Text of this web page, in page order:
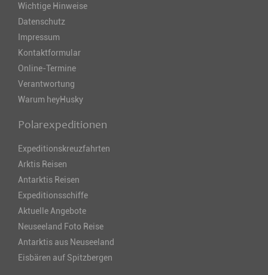
Wichtige Hinweise
Datenschutz
Impressum
Kontaktformular
Online-Termine
Verantwortung
Warum heyHusky
Polarexpeditionen
Expeditionskreuzfahrten
Arktis Reisen
Antarktis Reisen
Expeditionsschiffe
Aktuelle Angebote
Neuseeland Foto Reise
Antarktis aus Neuseeland
Eisbären auf Spitzbergen